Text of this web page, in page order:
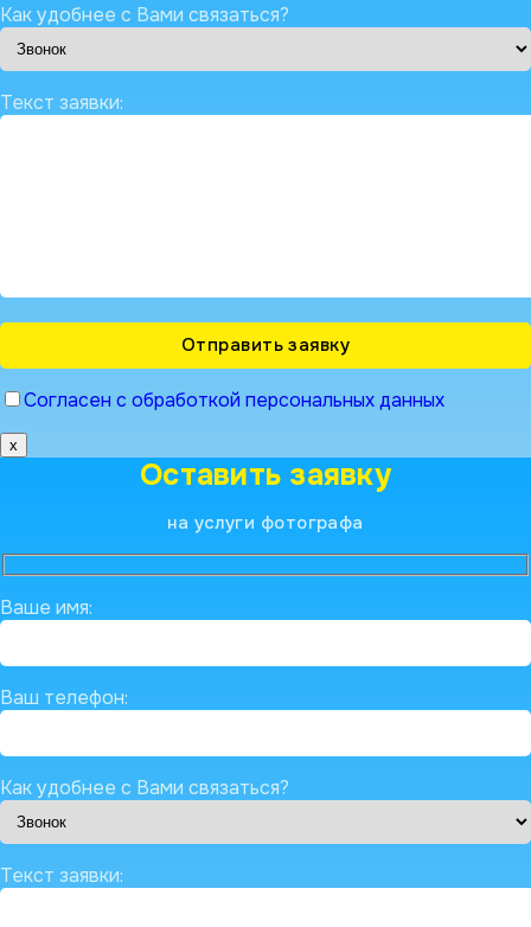
Как удобнее с Вами связаться?
Текст заявки:
Согласен с обработкой персональных данных
x
Оставить заявку
на услуги фотографа
Ваше имя:
Ваш телефон:
Как удобнее с Вами связаться?
Текст заявки: